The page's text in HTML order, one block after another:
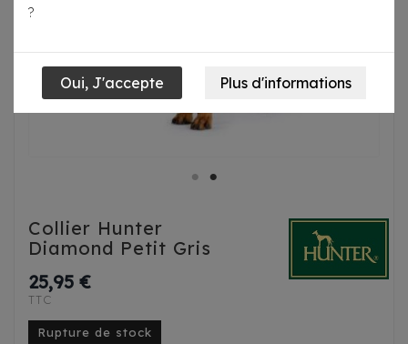
Collier Hunter
Diamond Petit Gris
25,95 €
TTC
Rupture de stock
?